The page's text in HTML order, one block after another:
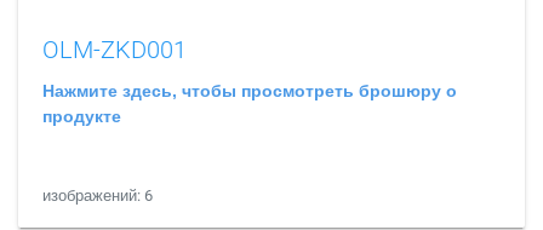
OLM-ZKD001
Нажмите здесь, чтобы просмотреть брошюру о
продукте
изображений: 6